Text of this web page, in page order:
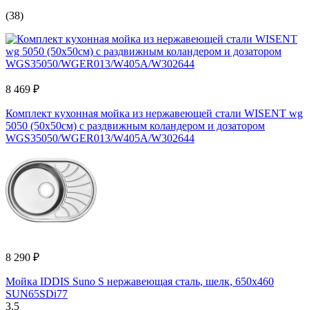
(38)
8 469 ₽
Комплект кухонная мойка из нержавеющей стали WISENT wg
5050 (50x50см) с раздвижным коландером и дозатором
WGS35050/WGER013/W405A/W302644
8 290 ₽
Мойка IDDIS Suno S нержавеющая сталь, шелк, 650x460
SUN65SDi77
3.5